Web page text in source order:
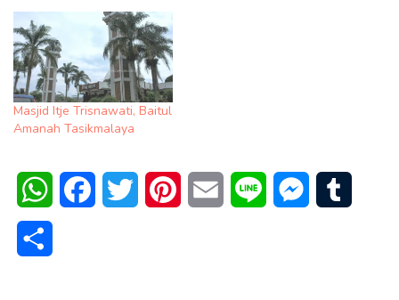
Masjid Itje Trisnawati, Baitul
Amanah Tasikmalaya
WhatsAppFacebookTwitter PinterestEmail Line Messenger